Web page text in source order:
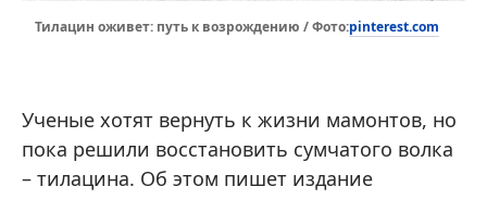
Тилацин оживет: путь к возрождению / Фото:pinterest.com
Ученые хотят вернуть к жизни мамонтов, но
пока решили восстановить сумчатого волка
– тилацина. Об этом пишет издание